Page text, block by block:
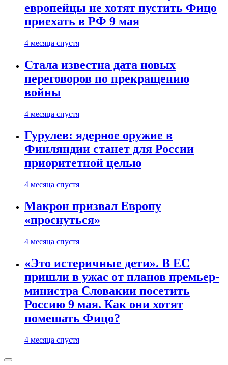
европейцы не хотят пустить Фицо
приехать в РФ 9 мая
4 месяца спустя
Стала известна дата новых
переговоров по прекращению
войны
4 месяца спустя
Гурулев: ядерное оружие в
Финляндии станет для России
приоритетной целью
4 месяца спустя
Макрон призвал Европу
«проснуться»
4 месяца спустя
«Это истеричные дети». В ЕС
пришли в ужас от планов премьер-
министра Словакии посетить
Россию 9 мая. Как они хотят
помешать Фицо?
4 месяца спустя